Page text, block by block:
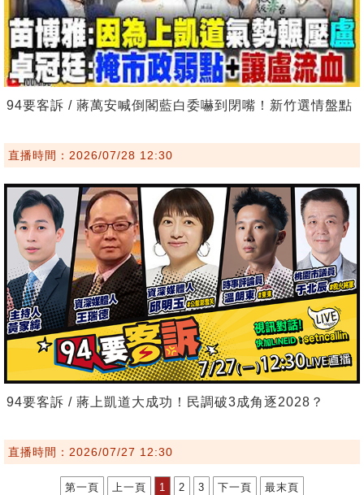
94要客訴 / 蔣萬安喊倒閣藍白委嚇到閉嘴！新竹選情盤點
直播時間：2026/07/28 12:30
94要客訴 / 蔣上凱道大成功！民調破3成角逐2028？
直播時間：2026/07/27 12:30
第一頁 上一頁 1 2 3 下一頁 最末頁